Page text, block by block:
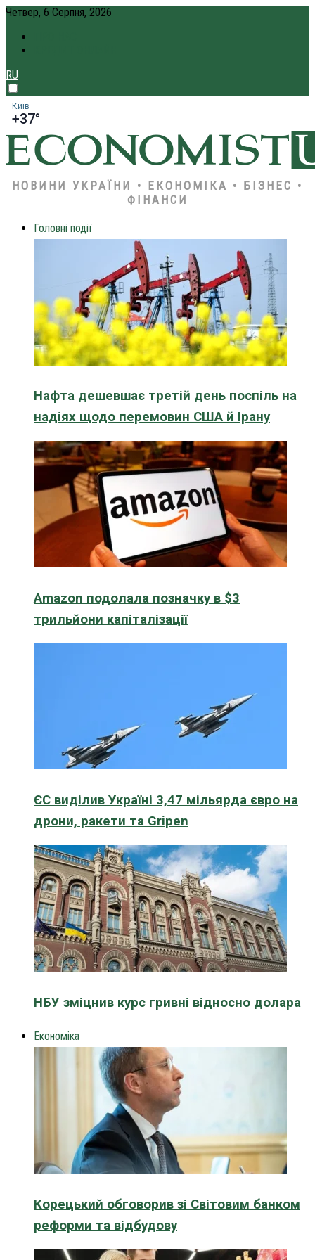
Четвер, 6 Серпня, 2026
RU
Київ
+37°
НОВИНИ УКРАЇНИ • ЕКОНОМІКА • БІЗНЕС •
ФІНАНСИ
Головні події
Нафта дешевшає третій день поспіль на
надіях щодо перемовин США й Ірану
Amazon подолала позначку в $3
трильйони капіталізації
ЄС виділив Україні 3,47 мільярда євро на
дрони, ракети та Gripen
НБУ зміцнив курс гривні відносно долара
Економіка
Корецький обговорив зі Світовим банком
реформи та відбудову